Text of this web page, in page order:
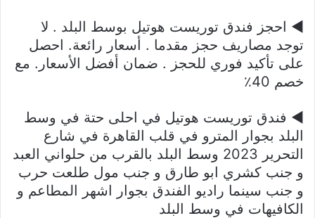
◀ احجز فندق توريست هوتيل بوسط البلد . لا
توجد مصاريف حجز مقدما . أسعار رائعة. احصل
على تأكيد فوري للحجز . ضمان أفضل الأسعار. مع
خصم 40٪
◀ فندق توريست هوتيل في احلى حتة في وسط
البلد بجوار المترو في قلب القاهرة في شارع
التحرير 2023 وسط البلد بالقرب من حلواني العبد
و جنب كشري ابو طارق و جنب مول طلعت حرب
و جنب سينما راديو الفندق بجوار اشهر المطاعم و
الكافيهات في وسط البلد